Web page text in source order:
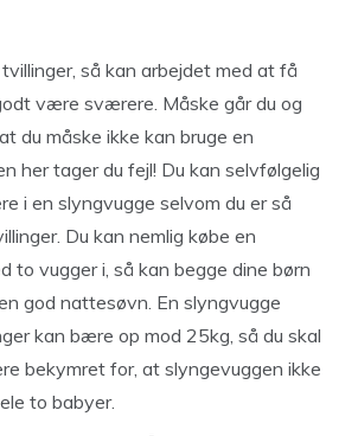
så kan arbejdet med at få
være sværere. Måske går du og
du måske ikke kan bruge en
her tager du fejl! Du kan selvfølgelig
i en slyngvugge selvom du er så
Du kan nemlig købe en
to vugger i, så kan begge dine børn
god nattesøvn. En slyngvugge
kan bære op mod 25kg, så du skal
bekymret for, at slyngevuggen ikke
to babyer.